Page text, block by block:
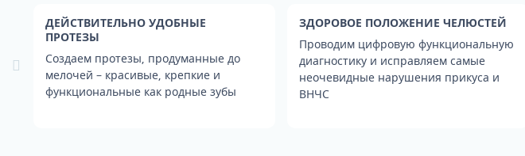
Супер тонкие виниры Smile
Брекеты Инкогнито (Incognito)
ДЕЙСТВИТЕЛЬНО УДОБНЫЕ
ПРОТЕЗЫ
Создаем протезы, продуманные до
мелочей – красивые, крепкие и
функциональные как родные зубы
ЗДОРОВОЕ ПОЛОЖЕНИЕ ЧЕЛЮСТЕЙ
Проводим цифровую функциональную
диагностику и исправляем самые
неочевидные нарушения прикуса и
ВНЧС